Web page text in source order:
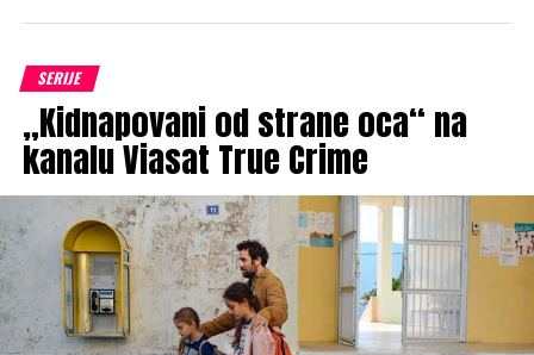
SERIJE
„Kidnapovani od strane oca“ na
kanalu Viasat True Crime